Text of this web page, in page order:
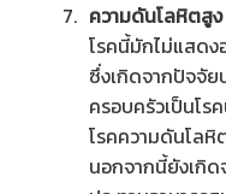
ความดันโลหิตสูง
โรคนี้มักไม่แสดง
ซึ่งเกิดจากปัจจัย
ครอบครัวเป็นโร
โรคความดันโลหิ
นอกจากนี้ยังเกิด